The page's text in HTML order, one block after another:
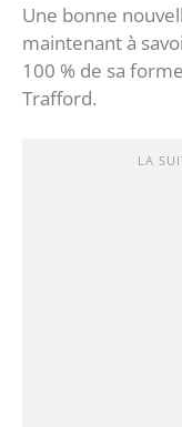
Une bonne
maintenant à
100 % de sa
Trafford.
LA